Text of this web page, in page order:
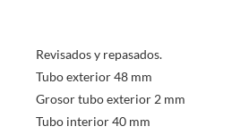
Revisados y repasados.
Tubo exterior 48 mm
Grosor tubo exterior 2 mm
Tubo interior 40 mm